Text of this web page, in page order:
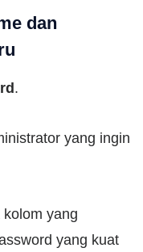
dan
.
yang ingin
yang
yang kuat